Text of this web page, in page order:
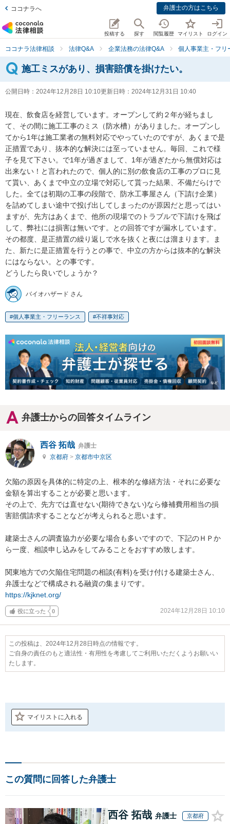
ココナラへ 弁護士の方はこちら
投稿する 探す 閲覧履歴 マイリスト ログイン
ココナラ法律相談 法律Q&A 企業法務の法律Q&A 個人事業主・フリ
施工ミスがあり、損害賠償を掛けたい。
公開日時： 2024年12月28日 10:10更新日時： 2024年12月31日 10:40
現在、飲食店を経営しています。オープンして約２年が経ちまし
て、その間に施工工事のミス（防水槽）がありました。オープンし
てから1年は施工業者の無料対応でやっていたのですが、あくまで是
正措置であり、抜本的な解決には至っていません。毎回、これで様
子を見て下さい。で1年が過ぎまして、1年が過ぎたから無償対応は
出来ない！と言われたので、個人的に別の飲食店の工事のプロに見
て貰い、あくまで中立の立場で対応して貰った結果、不備だらけで
した。全ては初期の工事の段階で、防水工事屋さん（下請け企業）
を詰めてしまい途中で投げ出してしまったのが原因だと思ってはい
ますが、先方はあくまで、他所の現場でのトラブルで下請けを飛ば
して、弊社には損害は無いです。との回答ですが漏水しています。
その都度、是正措置の繰り返しで水を抜くと夜には溜まります。ま
た、新たに是正措置を行うとの事で、中立の方からは抜本的な解決
にはならない。との事です。
どうしたら良いでしょうか？
バイオハザード さん
個人事業主・フリーランス 不祥事対応
弁護士からの回答タイムライン
西谷 拓哉 弁護士
京都府 > 京都市中京区
欠陥の原因を具体的に特定の上、根本的な修繕方法・それに必要な
金額を算出することが必要と思います。
その上で、先方では直せない(期待できない)なら修補費用相当の損
害賠償請求することなどが考えられると思います。
建築士さんの調査協力が必要な場合も多いですので、下記のＨＰか
ら一度、相談申し込みをしてみることをおすすめ致します。
関東地方での欠陥住宅問題の相談(有料)を受け付ける建築士さん、
https://kjknet.org/
役に立った 0 2024年12月28日 10:10
この投稿は、2024年12月28日時点の情報です。
ご自身の責任のもと適法性・有用性を考慮してご利用いただくようお願いい
たします。
マイリストに入れる
この質問に回答した弁護士
西谷 拓哉 弁護士 京都府